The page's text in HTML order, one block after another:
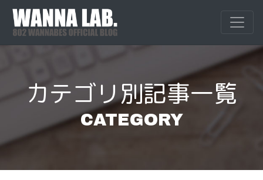
Skip
content
カテゴリ別記事一覧
CATEGORY